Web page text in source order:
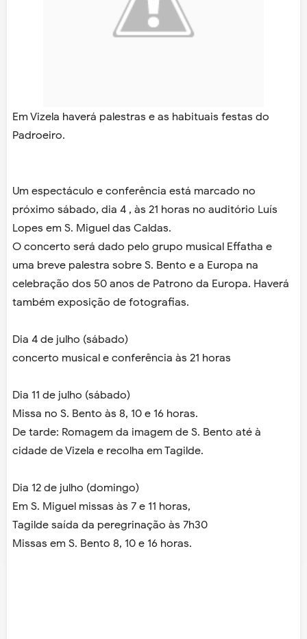
Em Vizela haverá palestras e as habituais festas do
Padroeiro.
Um espectáculo e conferência está marcado no
próximo sábado, dia 4 , às 21 horas no auditório Luís
Lopes em S. Miguel das Caldas.
O concerto será dado pelo grupo musical Effatha e
uma breve palestra sobre S. Bento e a Europa na
celebração dos 50 anos de Patrono da Europa. Haverá
também exposição de fotografias.
Dia 4 de julho (sábado)
concerto musical e conferência às 21 horas
Dia 11 de julho (sábado)
Missa no S. Bento às 8, 10 e 16 horas.
De tarde: Romagem da imagem de S. Bento até à
cidade de Vizela e recolha em Tagilde.
Dia 12 de julho (domingo)
Em S. Miguel missas às 7 e 11 horas,
Tagilde saída da peregrinação às 7h30
Missas em S. Bento 8, 10 e 16 horas.